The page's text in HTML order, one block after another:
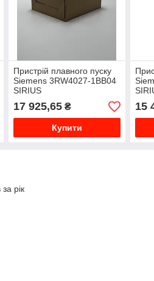
Пристрій плавного пуску
Siemens 3RW4027-1BB04
SIRIUS
17 925,65₴
Купити
15
рік